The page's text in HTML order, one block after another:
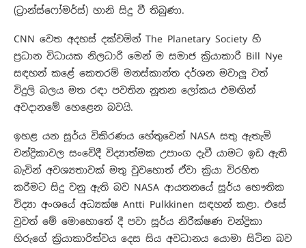
(ට්‍රාන්ස්ෆෝමර්ස්) හානි සිදු වී තිබුණා.
CNN වෙත අදහස් දක්වමින් The Planetary Society හි
ප්‍රධාන විධායක නිලධාරී මෙන් ම සමාජ ක්‍රියාකාරී Bill Nye
සඳහන් ක⁣ළේ කෙතරම් මනස්කාන්ත දර්ශන මවාලූ වත්
විදුලි බලය මත රඳා පවතින නූතන ලෝකය එමඟින්
අවදානමේ හෙළෙන බවයි.
ඉහළ යන සූර්ය විකිරණය හේතුවෙන් NASA සතු ඇතැම්
චන්ද්‍රිකාවල සංවේදී විද්‍යාත්මක උපාංග දැවී යාමට ඉඩ ඇති
බැවින් අවශ්‍යතාවක් මතු වුවහොත් ඒවා ක්‍රියා විරහිත
කරීමට සිදු වනු ඇති බව NASA ආයතනයේ සූර්ය භෞතික
විද්‍යා අංශයේ අධ්‍යක්ෂ Antti Pulkkinen සඳහන් කළා. එසේ
වුවත් මේ මොහොතේ දී පවා සූර්ය නිරීක්ෂණ චන්ද්‍රිකා
හිරුගේ ක්‍රියාකාරිත්වය දෙස සිය අවධානය යොමා සිටින බව